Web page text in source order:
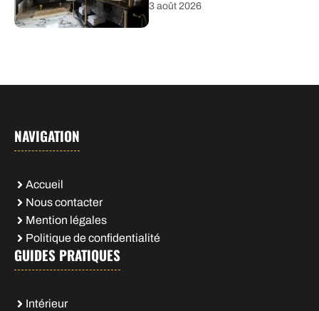
3 août 2026
NAVIGATION
Accueil
Nous contacter
Mention légales
Politique de confidentialité
GUIDES PRATIQUES
Intérieur